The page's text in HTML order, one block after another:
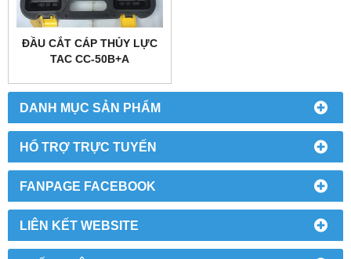
DANH MỤC SẢN PHẨM
HỔ TRỢ TRỰC TUYẾN
FANPAGE FACEBOOK
LIÊN KẾT WEBSITE
ĐẦU CẮT CÁP THỦY LỰC
TAC CC-50B+A